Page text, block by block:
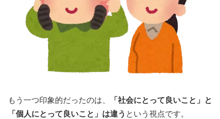
もう一つ印象的だったのは、
「社会にとって良いこと」と
「個人にとって良いこと」は違う という視点です。